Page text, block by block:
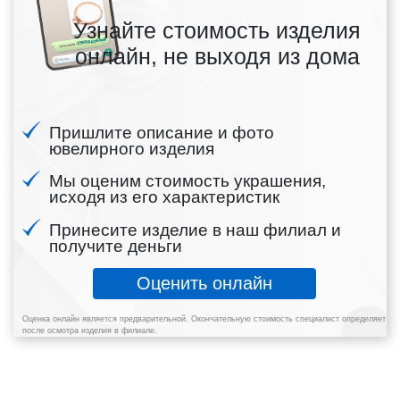
Узнайте стоимость изделия
онлайн, не выходя из дома
Пришлите описание и фото
ювелирного изделия
Мы оценим стоимость украшения,
исходя из его характеристик
Принесите изделие в наш филиал и
получите деньги
Оценить онлайн
Оценка онлайн является предварительной. Окончательную стоимость специалист определяет
после осмотра изделия в филиале.